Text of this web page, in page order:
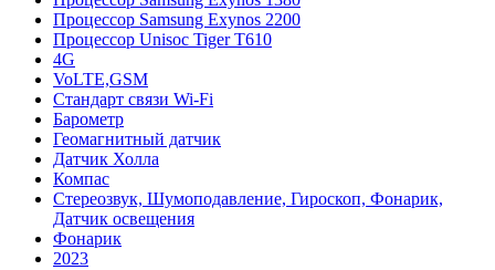
Процессор Samsung Exynos 2200
Процессор Unisoc Tiger T610
4G
VoLTE,GSM
Cтандарт связи Wi-Fi
Барометр
Геомагнитный датчик
Датчик Холла
Компас
Стереозвук, Шумоподавление, Гироскоп, Фонарик,
Датчик освещения
Фонарик
2023